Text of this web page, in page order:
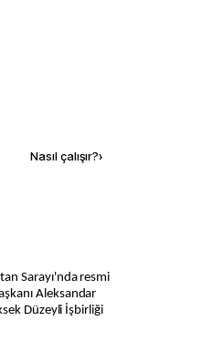
Nasıl çalışır?›
Sarayı'nda resmi
Aleksandar
Düzeyli İşbirliği